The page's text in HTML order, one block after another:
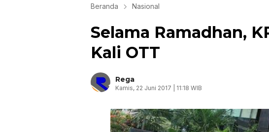
Beranda Nasional
Selama Ramadhan,
Kali OTT
Rega
Kamis, 22 Juni 2017 | 11:18 WIB